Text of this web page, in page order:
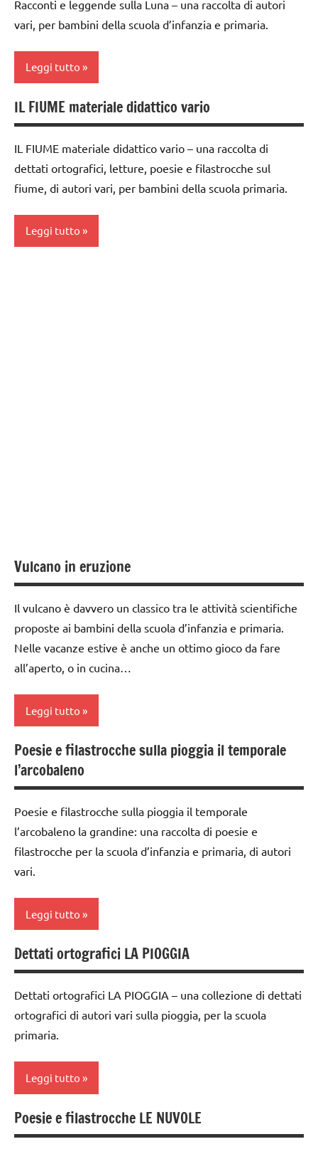
ARGOMENTI
PER ETA'
TUTTI GLI
ARGOMENTI
PER ETA'
TUTTI GLI
tempo
atmosferico
dettati
ortografici
SCIENTIFICI
LINGUAGGIO
SCIENZE
acqua
classe
3a
classe
4a
dai
6
Terra
TUTTI GLI
ARGOMENTI
PER ETA'
Racconti e leggende sulla Luna – una raccolta di autori
vari, per bambini della scuola d’infanzia e primaria.
Leggi tutto
dai
3 ai
6
dai
GEOGRAFIA
IL FIUME materiale didattico vario
IL FIUME materiale didattico vario – una raccolta di
dettati ortografici, letture, poesie e filastrocche sul
fiume, di autori vari, per bambini della scuola primaria.
Leggi tutto
SCIENZE
acqua
Terra
TUTTI GLI
PER ETA'
TUTTI GLI
ARTICOLI
Vulcano in eruzione
Il vulcano è davvero un classico tra le attività scientifiche
proposte ai bambini della scuola d’infanzia e primaria.
Nelle vacanze estive è anche un ottimo gioco da fare
all’aperto, o in cucina…
Leggi tutto
da 0
a 3
anni
dai
3 ai
6
anni
6
anni
EDUCAZIONE
COSMICA
ESPERIMENTI
SCIENTIFICI
Estate
GUIDA
DIDATTICA
Poesie e filastrocche sulla pioggia il temporale
l’arcobaleno
Poesie e filastrocche sulla pioggia il temporale
l’arcobaleno la grandine: una raccolta di poesie e
filastrocche per la scuola d’infanzia e primaria, di autori
vari.
Leggi tutto
classi
1a-5a
dai
3 ai
6
GEOGRAFIA
poesie /
Dettati ortografici LA PIOGGIA
Dettati ortografici LA PIOGGIA – una collezione di dettati
ortografici di autori vari sulla pioggia, per la scuola
primaria.
Leggi tutto
classe
1a
Poesie e filastrocche LE NUVOLE